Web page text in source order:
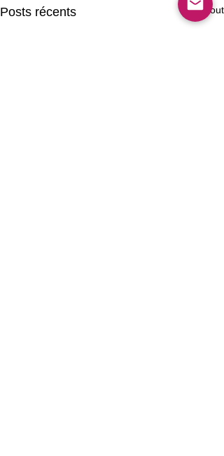
Posts récents Voir tout